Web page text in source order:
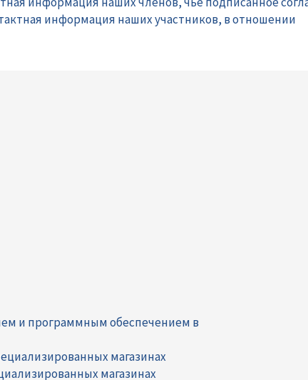
информация наших участников, в отношении
и программным обеспечением в
магазинах
магазинах